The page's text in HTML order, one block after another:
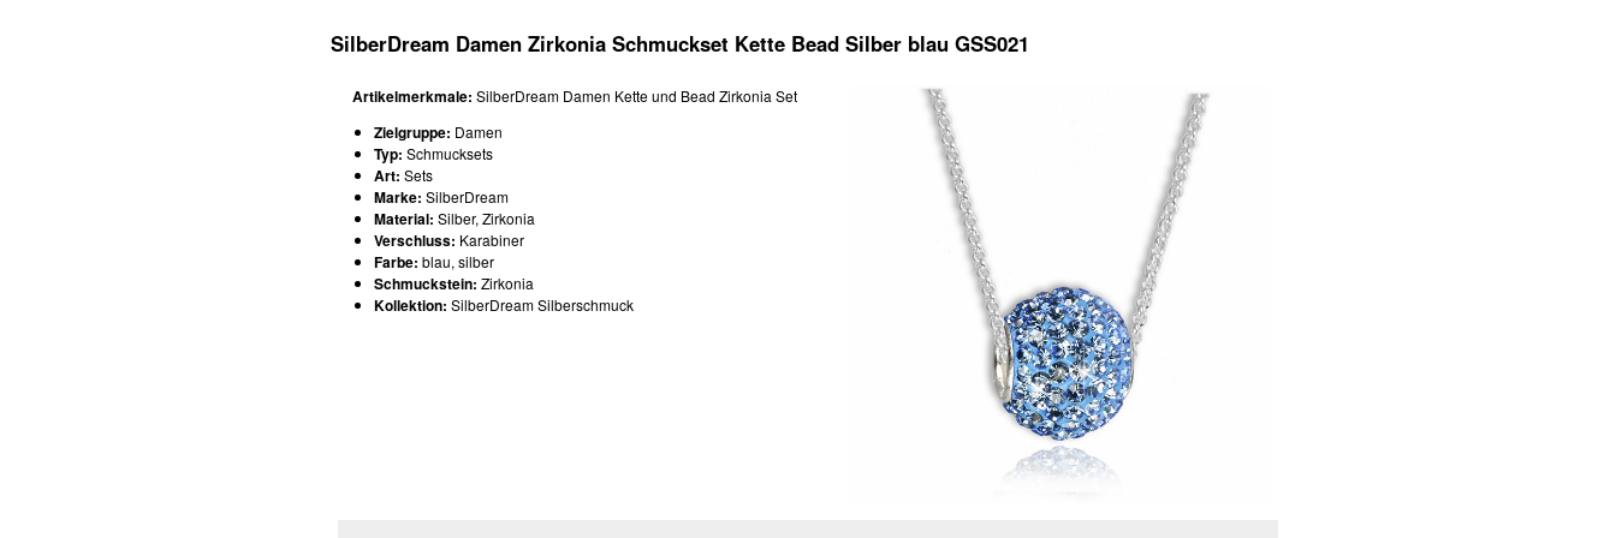
SilberDream Damen Zirkonia Schmuckset Kette Bead Silber blau GSS021
Artikelmerkmale: SilberDream Damen Kette und Bead Zirkonia Set
Zielgruppe: Damen
Typ: Schmucksets
Art: Sets
Marke: SilberDream
Material: Silber, Zirkonia
Verschluss: Karabiner
Farbe: blau, silber
Schmuckstein: Zirkonia
Kollektion: SilberDream Silberschmuck